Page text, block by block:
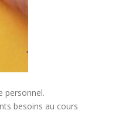
personnel.
besoins au cours